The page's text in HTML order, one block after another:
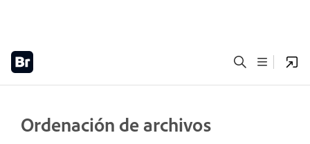
Ordenación de archivos